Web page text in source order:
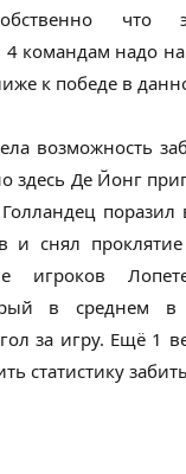
что
4 командам надо
к победе в
возможность
здесь Де Йонг
поразил
и снял проклятие
игроков
в среднем
за игру. Ещё 1
статистику